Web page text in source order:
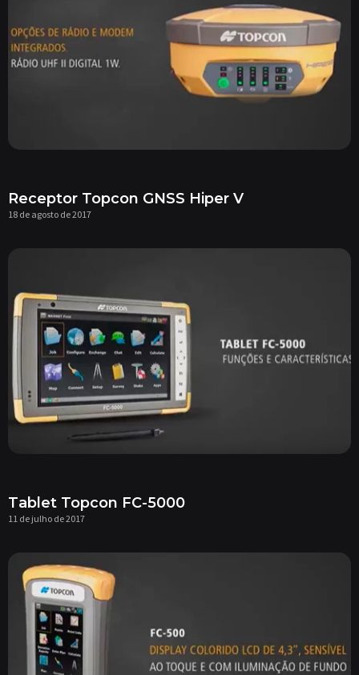
Receptor Topcon GNSS Hiper V
18 de agosto de 2017
Tablet Topcon FC-5000
11 de julho de 2017